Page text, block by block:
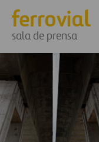
sala de prensa